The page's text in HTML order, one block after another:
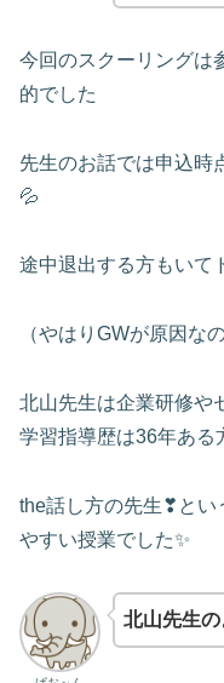
今回のスクーリングは
的でした
先生のお話では申込時
💦
途中退出する方もいて
（やはりGWが原因な
北山先生は企業研修や
学習指導歴は36年ある
the話し方の先生❣とい
やすい授業でした✨
北山先生